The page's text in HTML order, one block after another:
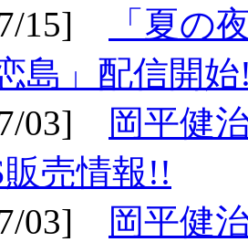
15]
「夏の
島」配信開
03]
岡平健
販売情報!!
03]
岡平健